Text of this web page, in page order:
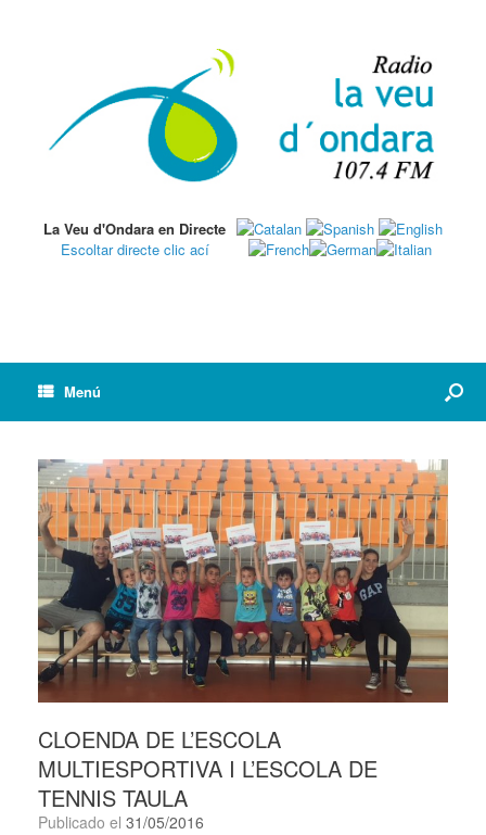
La Veu d'Ondara en Directe
Escoltar directe clic ací
Menú
CLOENDA DE L’ESCOLA
MULTIESPORTIVA I L’ESCOLA DE
TENNIS TAULA
Publicado el 31/05/2016